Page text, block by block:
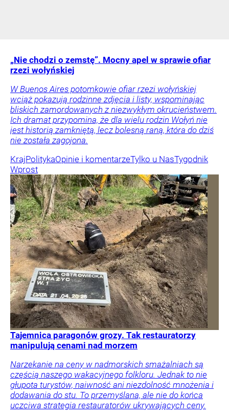
„Nie chodzi o zemstę”. Mocny apel w sprawie ofiar
rzezi wołyńskiej
W Buenos Aires potomkowie ofiar rzezi wołyńskiej
wciąż pokazują rodzinne zdjęcia i listy, wspominając
bliskich zamordowanych z niezwykłym okrucieństwem.
Ich dramat przypomina, że dla wielu rodzin Wołyń nie
jest historią zamkniętą, lecz bolesną raną, która do dziś
nie została zagojona.
KrajPolitykaOpinie i komentarzeTylko u NasTygodnik
Wprost
Tajemnica paragonów grozy. Tak restauratorzy
manipulują cenami nad morzem
Narzekanie na ceny w nadmorskich smażalniach są
częścią naszego wakacyjnego folkloru. Jednak to nie
głupota turystów, naiwność ani niezdolność mnożenia i
dodawania do stu. To przemyślana, ale nie do końca
uczciwa strategia restauratorów ukrywających ceny.